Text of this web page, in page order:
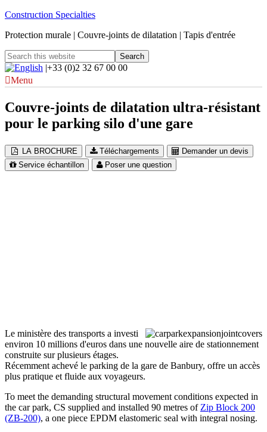
Construction Specialties
Protection murale | Couvre-joints de dilatation | Tapis d'entrée
|+33 (0)2 32 67 00 00
Menu
Couvre-joints de dilatation ultra-résistant
pour le parking silo d'une gare
LA BROCHURE Téléchargements
Demander un devis
Service échantillon
Poser une question
Le ministère des transports a investi
environ 10 millions d'euros dans une nouvelle aire de stationnement
construite sur plusieurs étages.
Récemment achevé le parking de la gare de Banbury, offre un accès
plus pratique et fluide aux voyageurs.
To meet the demanding structural movement conditions expected in
the car park, CS supplied and installed 90 metres of Zip Block 200
(ZB-200), a one piece EPDM elastomeric seal with integral nosing.